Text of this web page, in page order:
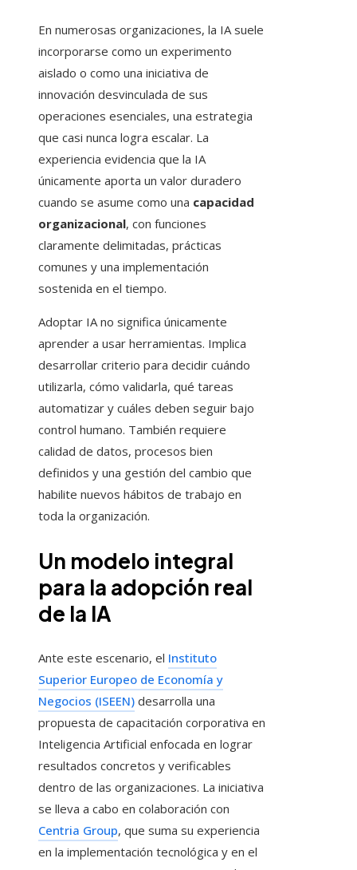
En numerosas organizaciones, la IA suele
incorporarse como un experimento
aislado o como una iniciativa de
innovación desvinculada de sus
operaciones esenciales, una estrategia
que casi nunca logra escalar. La
experiencia evidencia que la IA
únicamente aporta un valor duradero
cuando se asume como una capacidad
organizacional, con funciones
claramente delimitadas, prácticas
comunes y una implementación
sostenida en el tiempo.
Adoptar IA no significa únicamente
aprender a usar herramientas. Implica
desarrollar criterio para decidir cuándo
utilizarla, cómo validarla, qué tareas
automatizar y cuáles deben seguir bajo
control humano. También requiere
calidad de datos, procesos bien
definidos y una gestión del cambio que
habilite nuevos hábitos de trabajo en
toda la organización.
Un modelo integral
para la adopción real
de la IA
Ante este escenario, el Instituto
Superior Europeo de Economía y
Negocios (ISEEN) desarrolla una
propuesta de capacitación corporativa en
Inteligencia Artificial enfocada en lograr
resultados concretos y verificables
dentro de las organizaciones. La iniciativa
se lleva a cabo en colaboración con
Centria Group, que suma su experiencia
en la implementación tecnológica y en el